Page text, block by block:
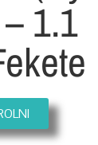
1.1